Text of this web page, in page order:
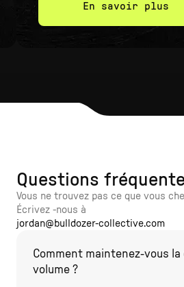
En savoir plus
Questions
Vous ne trouvez pas ce que vous
Écrivez -nous à
jordan@bulldozer-collective.com
Comment maintenez-vous la
volume ?